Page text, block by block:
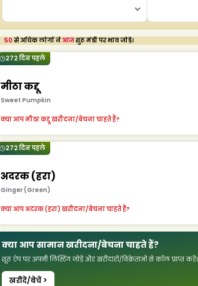
50 से अधिक लोगों नेआजशुरू मंडी पर भाव जोड़े।
272 दिन पहले
मीठा कद्दू
Sweet Pumpkin
क्या आप मीठा कद्दू खरीदना/बेचना चाहते हैं?
272 दिन पहले
अदरक (हरा)
Ginger (Green)
क्या आप अदरक (हरा) खरीदना/बेचना चाहते हैं?
क्या आप सामान खरीदना/बेचना चाहते हैं?
शूरू ऐप पर अपनी लिस्टिंग जोड़ें और खरीदारों/विक्रेताओं से कॉल प्राप्त करें।
खरीदें/बेचें >